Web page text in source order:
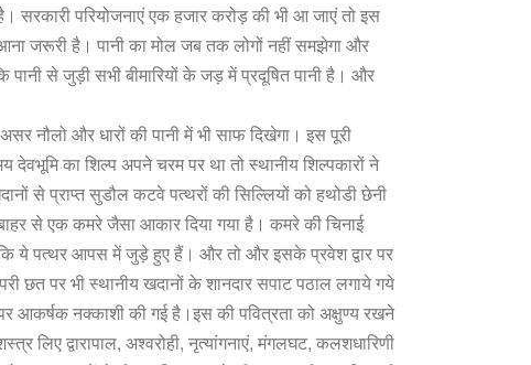
सरकारीपरियोजनाएंएकहजारकरोड़कीभीआजाएंतोइस
जरूरीहै। पानीकामोलजबतकलोगोंनहींसमझेगाऔर
पानीसेजुड़ीसभीबीमारियोंकेजड़मेंप्रदूषितपानीहै। और
असरनौलोऔरधारोंकीपानीमेंभीसाफदिखेगा। इसपूरी
देवभूमिकाशिल्पअपनेचरमपर थातोस्थानीयशिल्पकारोंने
सेप्राप्तसुडौलकटवेपत्थरोंकीसिल्लियोंकोहथोडीछेनी
सेएककमरेजैसाआकारदियागयाहै। कमरेकीचिनाई
येपत्थरआपसमेंजुड़ेहुएहैं। औरतोऔरइसकेप्रवेशद्वारपर
छतपरभीस्थानीयखदानोंकेशानदारसपाटपठाललगायेगये
आकर्षकनक्काशीकीगईहै।इसकीपवित्रताकोअक्षुण्यरखने
लिएद्वारापाल, अश्वरोही, नृत्यांगनाएं, मंगलघट, कलशधारिणी